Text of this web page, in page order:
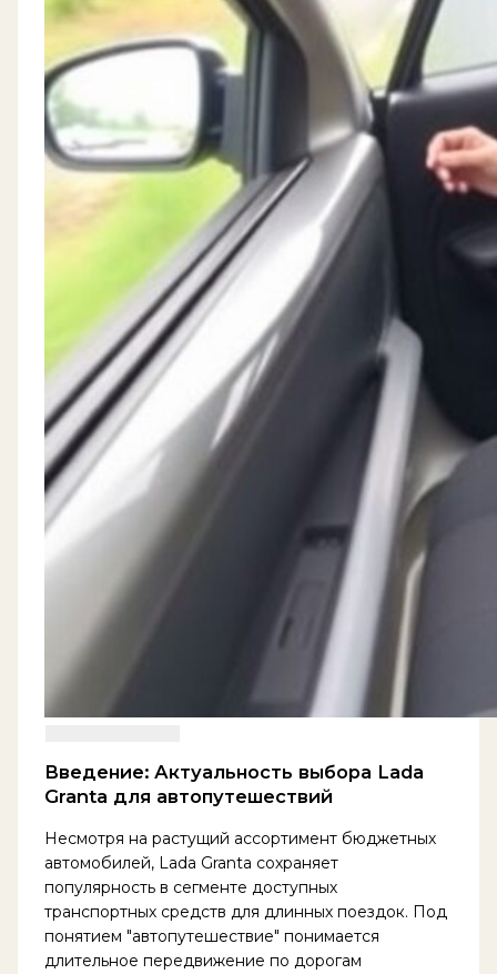
Введение: Актуальность выбора Lada
Granta для автопутешествий
Несмотря на растущий ассортимент бюджетных
автомобилей, Lada Granta сохраняет
популярность в сегменте доступных
транспортных средств для длинных поездок. Под
понятием "автопутешествие" понимается
длительное передвижение по дорогам